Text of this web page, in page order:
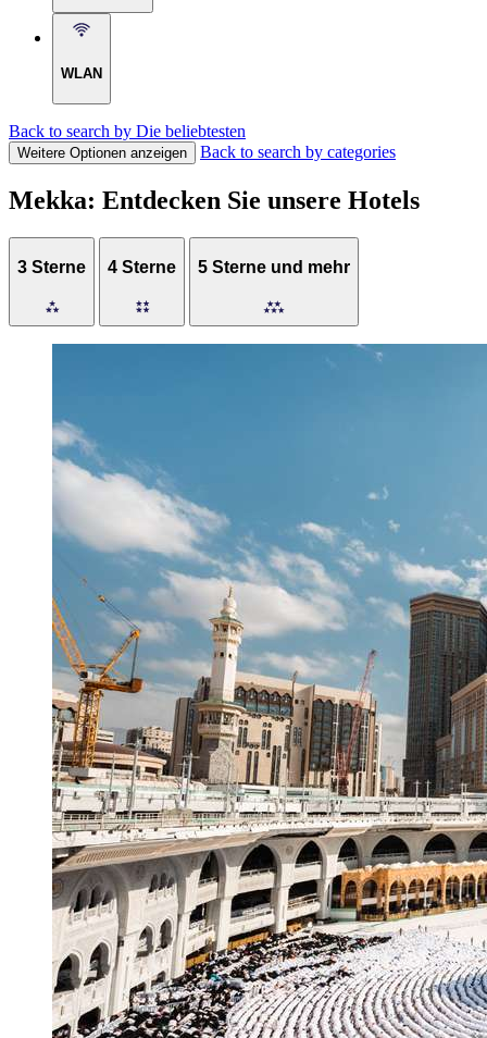
WLAN
Back to search by Die beliebtesten
Weitere Optionen anzeigen Back to search by categories
Mekka: Entdecken Sie unsere Hotels
3 Sterne 4 Sterne 5 Sterne und mehr